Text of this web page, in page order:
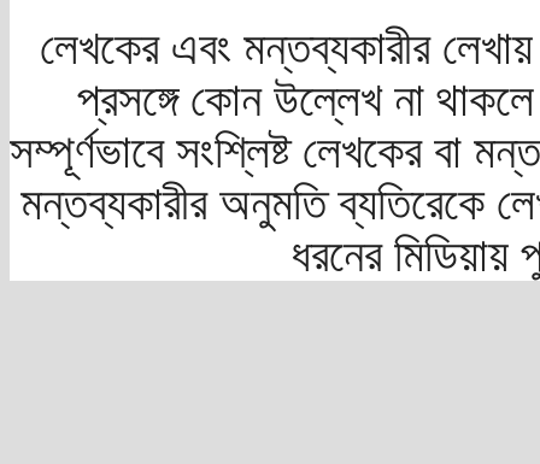
লেখকের এবং মন্তব্যকারীর
প্রসঙ্গে কোন উল্লেখ না
সম্পূর্ণভাবে সংশ্লিষ্ট লেখকের বা
মন্তব্যকারীর অনুমতি ব্যতিরেকে
ধরনের মিডিয়ায়